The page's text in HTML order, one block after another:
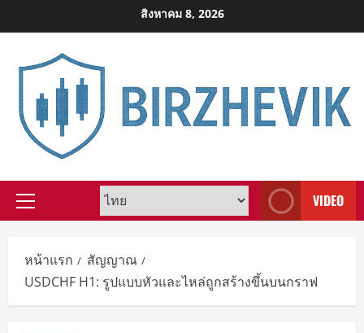
to
สิงหาคม 8, 2026
Primary
VIDEO
หน้าแรก
สัญญาณ
USDCHF H1: รูปแบบหัวและไหล่ถูกสร้างขึ้นบนกราฟ